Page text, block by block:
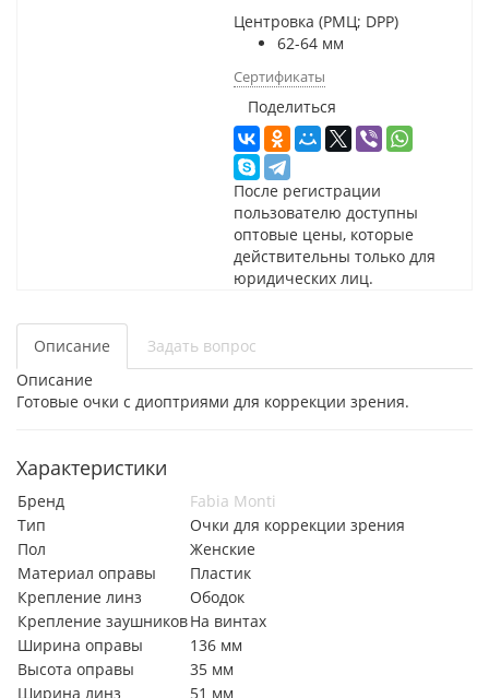
Центровка (РМЦ; DPP)
62-64 мм
Сертификаты
Поделиться
После регистрации
пользователю доступны
оптовые цены, которые
действительны только для
юридических лиц.
Описание
Задать вопрос
Описание
Готовые очки с диоптриями для коррекции зрения.
Характеристики
Бренд
Fabia Monti
Тип
Очки для коррекции зрения
Пол
Женские
Материал оправы
Пластик
Крепление линз
Ободок
Крепление заушниковНа винтах
Ширина оправы
136 мм
Высота оправы
35 мм
Ширина линз
51 мм